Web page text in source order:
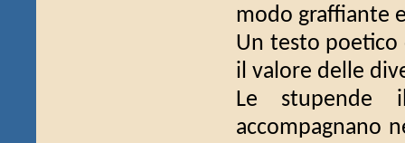
modo graffiante
Un testo poetico
il valore delle
Le stupende
accompagnano